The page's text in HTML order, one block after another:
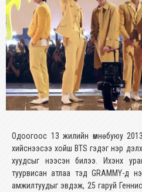
Одоогоос 13 жилийн өмнө буюу
хийснээсээ хойш BTS гэдэг нэр
хуудсыг нээсэн билээ. Ихэнх
туурвисан атлаа тэд GRAMMY-д
амжилтуудыг эвдэж, 25 гаруй